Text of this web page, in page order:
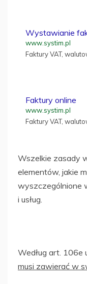
Wystawianie
www.systim.pl
Faktury VAT,
Faktury online
www.systim.pl
Faktury VAT,
Wszelkie zasady
elementów, jakie
wyszczególnione
i usług.
Według art. 106e
musi zawierać w